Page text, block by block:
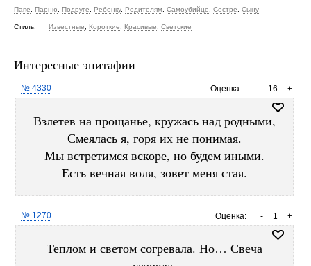
Папе
Парню Подруге Ребенку, Родителям Самоубийце Сестре Сыну
Стиль: Известные Короткие Красивые Светские
Интересные эпитафии
Оценка: +
16
-
№ 4330
Взлетев на прощанье, кружась над родными,
Смеялась я, горя их не понимая.
Мы встретимся вскоре, но будем иными.
Есть вечная воля, зовет меня стая.
Оценка: +
1
-
№ 1270
Теплом и светом согревала. Но… Свеча